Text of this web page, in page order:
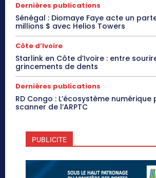
Dernières publications
Sénégal : Diomaye Faye acte un
millions $ avec Helios Towers
Côte d’Ivoire
Starlink en Côte d’Ivoire : entre
grincements de dents
Dernières publications
RD Congo : L’écosystème numérique
scanner de l’ARPTC
PUBLICITE